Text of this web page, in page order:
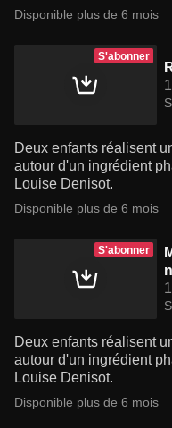
Disponible plus de 6 mois
S'abonner
Deux enfants réalisent
autour d'un ingrédient
Louise Denisot.
Disponible plus de 6 mois
S'abonner
Deux enfants réalisent
autour d'un ingrédient
Louise Denisot.
Disponible plus de 6 mois